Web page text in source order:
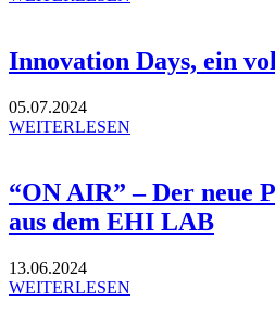
Innovation Days, ein
05.07.2024
WEITERLESEN
“ON AIR” – Der neue
aus dem EHI LAB
13.06.2024
WEITERLESEN